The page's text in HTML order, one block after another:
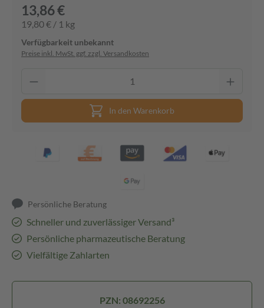
13,86 €
19,80 € / 1 kg
Verfügbarkeit unbekannt
Preise inkl. MwSt. ggf. zzgl. Versandkosten
In den Warenkorb
Persönliche Beratung
Schneller und zuverlässiger Versand³
Persönliche pharmazeutische Beratung
Vielfältige Zahlarten
PZN: 08692256